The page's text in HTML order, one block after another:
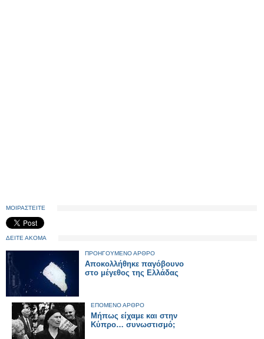
ΜΟΙΡΑΣΤΕΙΤΕ
ΔΕΙΤΕ ΑΚΟΜΑ
ΠΡΟΗΓΟΥΜΕΝΟ ΑΡΘΡΟ
Αποκολλήθηκε παγόβουνο
στο μέγεθος της Ελλάδας
ΕΠΟΜΕΝΟ ΑΡΘΡΟ
Μήπως είχαμε και στην
Κύπρο… συνωστισμό;